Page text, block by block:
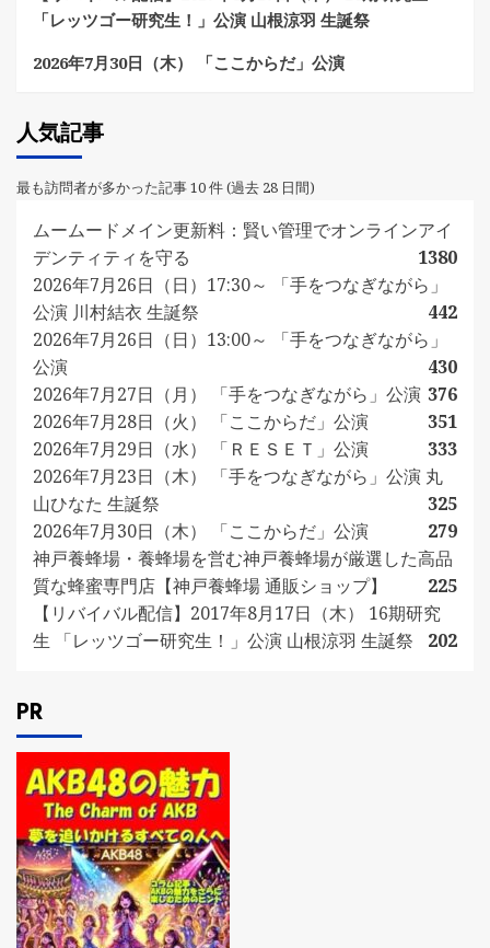
「レッツゴー研究生！」公演 山根涼羽 生誕祭
2026年7月30日（木） 「ここからだ」公演
人気記事
最も訪問者が多かった記事 10 件 (過去 28 日間)
ムームードメイン更新料：賢い管理でオンラインアイ
デンティティを守る
1380
2026年7月26日（日）17:30～ 「手をつなぎながら」
公演 川村結衣 生誕祭
442
2026年7月26日（日）13:00～ 「手をつなぎながら」
公演
430
2026年7月27日（月） 「手をつなぎながら」公演 376
2026年7月28日（火） 「ここからだ」公演
351
2026年7月29日（水） 「ＲＥＳＥＴ」公演
333
2026年7月23日（木） 「手をつなぎながら」公演 丸
山ひなた 生誕祭
325
2026年7月30日（木） 「ここからだ」公演
279
神戸養蜂場・養蜂場を営む神戸養蜂場が厳選した高品
質な蜂蜜専門店【神戸養蜂場 通販ショップ】
225
【リバイバル配信】2017年8月17日（木） 16期研究
生 「レッツゴー研究生！」公演 山根涼羽 生誕祭
202
PR